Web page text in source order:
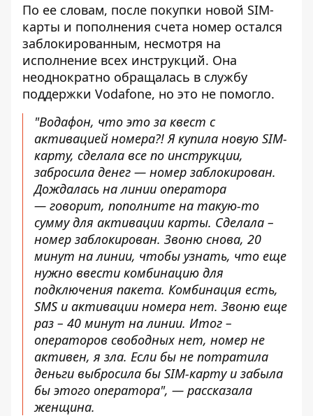
По ее словам, после покупки новой SIM-
карты и пополнения счета номер остался
заблокированным, несмотря на
исполнение всех инструкций. Она
неоднократно обращалась в службу
поддержки Vodafone, но это не помогло.
"Водафон, что это за квест с
активацией номера?! Я купила новую SIM-
карту, сделала все по инструкции,
забросила денег — номер заблокирован.
Дождалась на линии оператора
— говорит, пополните на такую-то
сумму для активации карты. Сделала –
номер заблокирован. Звоню снова, 20
минут на линии, чтобы узнать, что еще
нужно ввести комбинацию для
подключения пакета. Комбинация есть,
SMS и активации номера нет. Звоню еще
раз – 40 минут на линии. Итог –
операторов свободных нет, номер не
активен, я зла. Если бы не потратила
деньги выбросила бы SIM-карту и забыла
бы этого оператора", — рассказала
женщина.